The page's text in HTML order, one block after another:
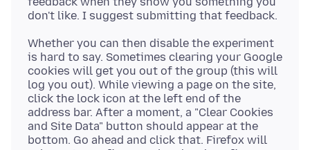
Whether you can then disable the experiment
is hard to say. Sometimes clearing your Google
cookies will get you out of the group (this will
log you out). While viewing a page on the site,
click the lock icon at the left end of the
address bar. After a moment, a "Clear Cookies
and Site Data" button should appear at the
bottom. Go ahead and click that. Firefox will